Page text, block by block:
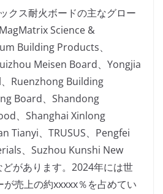
クス耐火ボードの主なグロー
Science &
Building Products、
Meisen Board、Yongjia
Ruenzhong Building
Board、Shandong
、Shanghai Xinlong
Tianyi、TRUSUS、Pengfei
、Suzhou Kunshi New
があります。2024年には世
売上の約xxxxx％を占めてい